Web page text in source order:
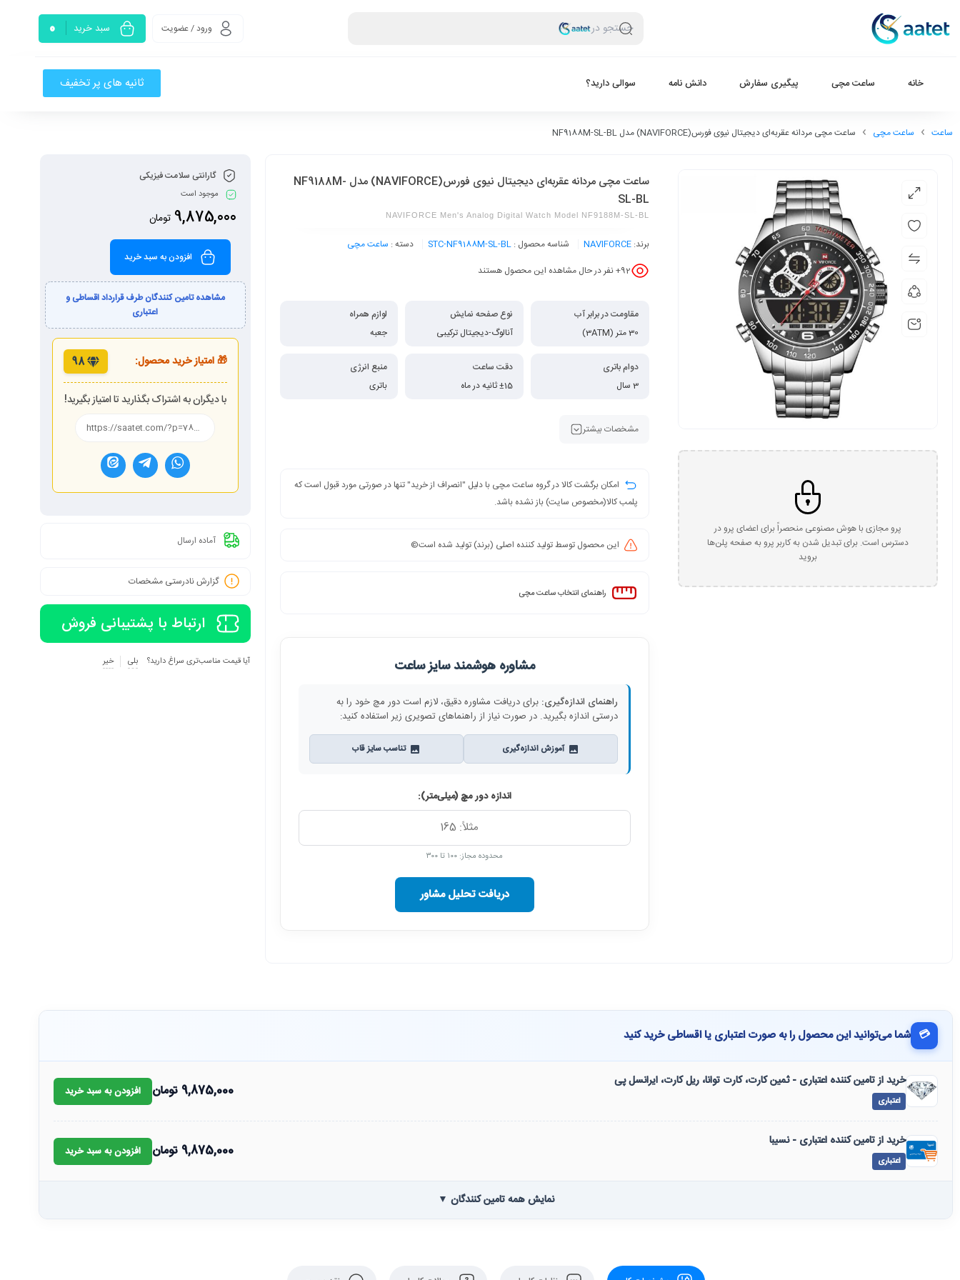
جستجو در ورود / عضویت سبد خرید 0
خانه ساعت مچی پیگیری سفارش دانش نامه سوالی دارید؟ ثانیه های پر تخفیف
ساعت ساعت مچی ساعت مچی مردانه عقربه‌ای دیجیتال نیوی فورس(NAVIFORCE) مدل NF9188M-SL-BL
پرو مجازی با هوش مصنوعی منحصراً برای اعضای پرو در
دسترس است. برای تبدیل شدن به کاربر پرو به صفحه پلن‌ها
بروید
ساعت مچی مردانه عقربه‌ای دیجیتال نیوی فورس(NAVIFORCE) مدل NF9188M-
SL-BL
NAVIFORCE Men's Analog Digital Watch Model NF9188M-SL-BL
برند: NAVIFORCE شناسه محصول : STC-NF9188M-SL-BL دسته : ساعت مچی
92+ نفر در حال مشاهده این محصول هستند
مقاومت در برابر آب
30 متر (3ATM)
نوع صفحه نمایش
آنالوگ-دیجیتال ترکیبی
لوازم همراه
جعبه
دوام باتری
3 سال
دقت ساعت
±15 ثانیه در ماه
منبع انرژی
باتری
مشخصات بیشتر
امکان برگشت کالا در گروه ساعت مچی با دلیل "انصراف از خرید" تنها در صورتی مورد قبول است که
پلمب کالا(مخصوص سایت) باز نشده باشد.
این محصول توسط تولید کننده اصلی (برند) تولید شده است©️
راهنمای انتخاب ساعت مچی
مشاوره هوشمند سایز ساعت
راهنمای اندازه‌گیری: برای دریافت مشاوره دقیق، لازم است دور مچ خود را به
درستی اندازه بگیرید. در صورت نیاز از راهنماهای تصویری زیر استفاده کنید:
آموزش اندازه‌گیری تناسب سایز قاب
اندازه دور مچ (میلی‌متر):
محدوده مجاز: ۱۰۰ تا ۳۰۰
دریافت تحلیل مشاور
گارانتی سلامت فیزیکی
موجود است
9,875,000 تومان
افزودن به سبد خرید
مشاهده تامین کنندگان طرف قرارداد اقساطی و
اعتباری
🎁 امتیاز خرید محصول: 98
با دیگران به اشتراک بگذارید تا امتیاز بگیرید!
آماده ارسال
گزارش نادرستی مشخصات
ارتباط با پشتیبانی فروش
آیا قیمت مناسب‌تری سراغ دارید؟ بلی خیر
💳 شما می‌توانید این محصول را به صورت اعتباری یا اقساطی خرید کنید
خرید از تامین کننده اعتباری - ثمین کارت، کارت توانا، ریل کارت، ایرانسل پی
اعتباری
9,875,000 تومان افزودن به سبد خرید
خرید از تامین کننده اعتباری - نسیبا
اعتباری
9,875,000 تومان افزودن به سبد خرید
نمایش همه تامین کنندگان ▼